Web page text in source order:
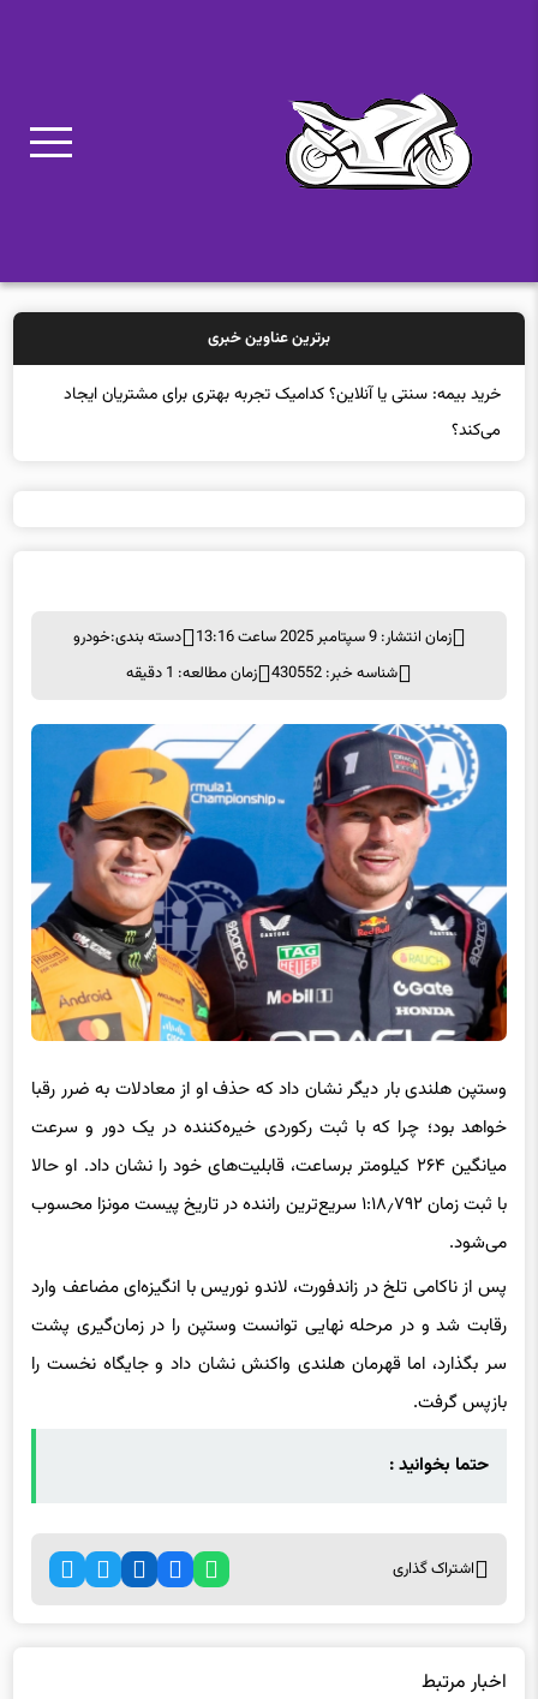
برترین عناوین خبری
خرید بیمه: سنتی یا آنلاین؟ کدامیک تجربه بهتری برای مشتریان ایجاد
می‌کند؟
زمان انتشار: 9 سپتامبر 2025 ساعت 13:16 دسته بندی:خودرو
شناسه خبر: 430552
زمان مطالعه: 1 دقیقه
وستپن هلندی بار دیگر نشان داد که حذف او از معادلات به ضرر رقبا
خواهد بود؛ چرا که با ثبت رکوردی خیره‌کننده در یک دور و سرعت
میانگین ۲۶۴ کیلومتر برساعت، قابلیت‌های خود را نشان داد. او حالا
با ثبت زمان ۱:۱۸٫۷۹۲ سریع‌ترین راننده در تاریخ پیست مونزا محسوب
می‌شود.
پس از ناکامی تلخ در زاندفورت، لاندو نوریس با انگیزه‌ای مضاعف وارد
رقابت شد و در مرحله نهایی توانست وستپن را در زمان‌گیری پشت
سر بگذارد، اما قهرمان هلندی واکنش نشان داد و جایگاه نخست را
بازپس گرفت.
حتما بخوانید :
اشتراک گذاری
اخبار مرتبط